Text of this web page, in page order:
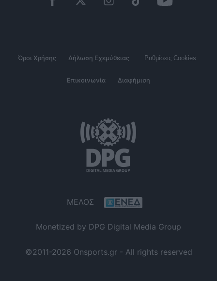
Όροι Χρήσης Δήλωση Εχεμύθειας Ρυθμίσεις Cookies
Επικοινωνία Διαφήμιση
ΜΕΛΟΣ
Monetized by DPG Digital Media Group
©2011-2026 Onsports.gr - All rights reserved